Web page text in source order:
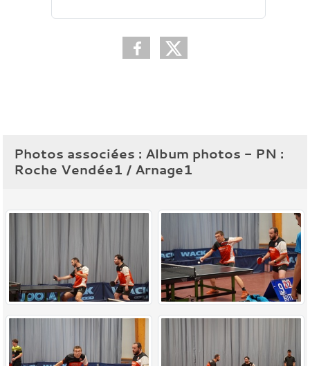
Photos associées : Album photos - PN :
Roche Vendée1 / Arnage1